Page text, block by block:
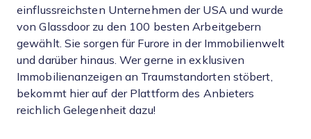
einflussreichsten Unternehmen der USA und wurde
von Glassdoor zu den 100 besten Arbeitgebern
gewählt. Sie sorgen für Furore in der Immobilienwelt
und darüber hinaus. Wer gerne in exklusiven
Immobilienanzeigen an Traumstandorten stöbert,
bekommt hier auf der Plattform des Anbieters
reichlich Gelegenheit dazu!